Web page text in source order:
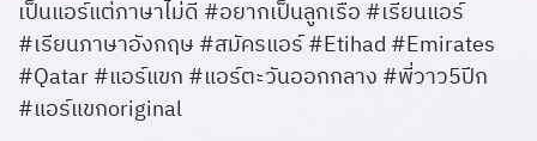
เป็นแอร์แต่ภาษาไม่ดี #อยากเป็นลูกเรือ #เรียนแอร์
#เรียนภาษาอังกฤษ #สมัครแอร์ #Etihad #Emirates
#Qatar #แอร์แขก #แอร์ตะวันออกกลาง #พี่วาว5ปีก
#แอร์แขกoriginal